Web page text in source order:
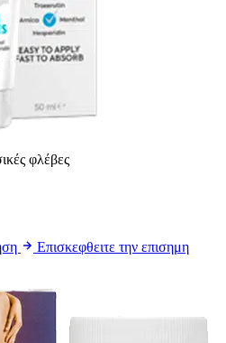
φλέβες
Επισκεφθειτε την επισημη